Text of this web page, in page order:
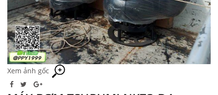
Xem ảnh gốc